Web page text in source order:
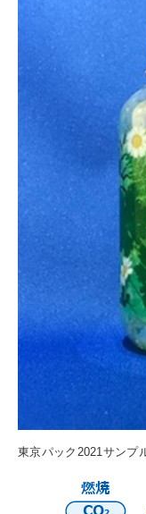
東京パック2021サンプ